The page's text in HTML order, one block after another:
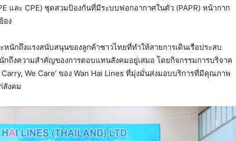
และ CPE) ชุดสวมป้องกันที่มีระบบฟอกอากาศในตัว (PAPR) หน้ากาก
อง
หนักถึงแรงสนับสนุนของลูกค้าชาวไทยที่ทำให้สายการเดินเรือประสบ
กถึงความสำคัญของการตอบแทนสังคมอยู่เสมอ โดยกิจกรรมการบริจาค
We Care’ ของ Wan Hai Lines ที่มุ่งมั่นส่งมอบบริการที่มีคุณภาพ
สังคม